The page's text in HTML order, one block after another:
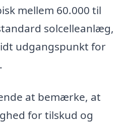
mellem 60.000 til
solcelleanlæg,
udgangspunkt for
at bemærke, at
for tilskud og